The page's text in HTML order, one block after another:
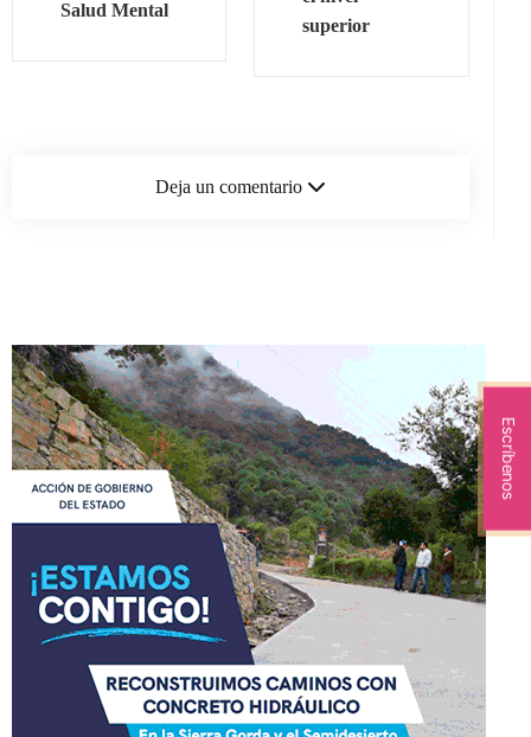
Salud Mental
superior
Deja un comentario
Escríbenos